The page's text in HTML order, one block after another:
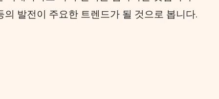
발전이 주요한 트렌드가 될 것으로 봅니다.